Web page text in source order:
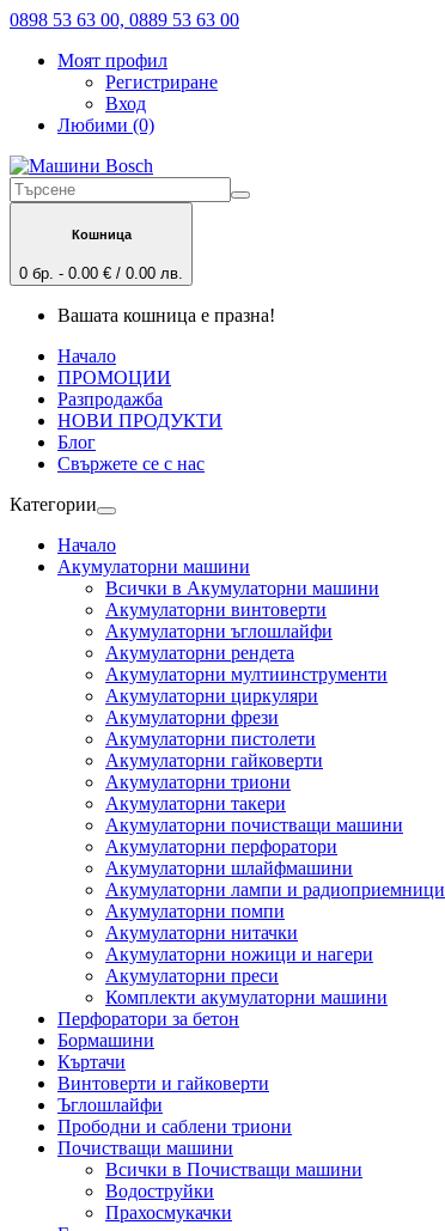
0898 53 63 00, 0889 53 63 00
Моят профил
Регистриране
Вход
Любими (0)
Кошница
0 бр. - 0.00 € / 0.00 лв.
Вашата кошница е празна!
Начало
ПРОМОЦИИ
Разпродажба
НОВИ ПРОДУКТИ
Блог
Свържете се с нас
Категории
Начало
Акумулаторни машини
Всички в Акумулаторни машини
Акумулаторни винтоверти
Акумулаторни ъглошлайфи
Акумулаторни рендета
Акумулаторни мултиинструменти
Акумулаторни циркуляри
Акумулаторни фрези
Акумулаторни пистолети
Акумулаторни гайковерти
Акумулаторни триони
Акумулаторни такери
Акумулаторни почистващи машини
Акумулаторни перфоратори
Акумулаторни шлайфмашини
Акумулаторни лампи и радиоприемници
Акумулаторни помпи
Акумулаторни нитачки
Акумулаторни ножици и нагери
Акумулаторни преси
Комплекти акумулаторни машини
Перфоратори за бетон
Бормашини
Къртачи
Винтоверти и гайковерти
Ъглошлайфи
Прободни и саблени триони
Почистващи машини
Всички в Почистващи машини
Водоструйки
Прахосмукачки